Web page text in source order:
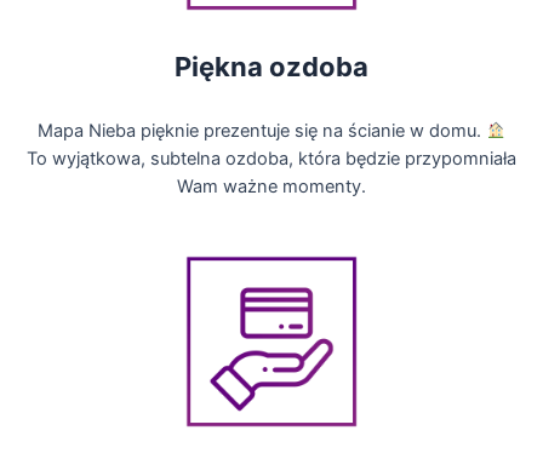
Piękna ozdoba
Mapa Nieba pięknie prezentuje się na ścianie w domu.
To wyjątkowa, subtelna ozdoba, która będzie przypomniała
Wam ważne momenty.